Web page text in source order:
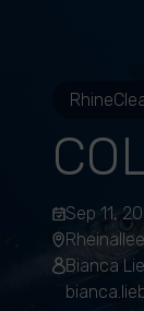
Sep 11,
Bianca